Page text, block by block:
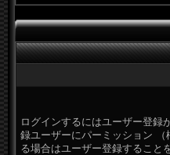
ログインするにはユーザー登録
録ユーザーにパーミッション
る場合はユーザー登録すること